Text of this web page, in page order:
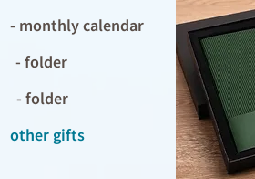
- monthly calendar
- folder
- folder
other gifts